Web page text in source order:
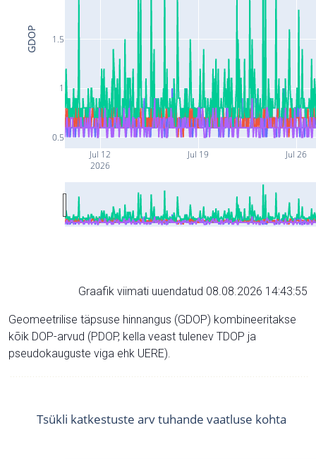
Jul 12
2026
Jul 19 Jul 26
0.5
1
1.5
GDOP
Graafik viimati uuendatud 08.08.2026 14:43:55
Geomeetrilise täpsuse hinnangus (GDOP) kombineeritakse
kõik DOP-arvud (PDOP, kella veast tulenev TDOP ja
pseudokauguste viga ehk UERE).
Tsükli katkestuste arv tuhande vaatluse kohta